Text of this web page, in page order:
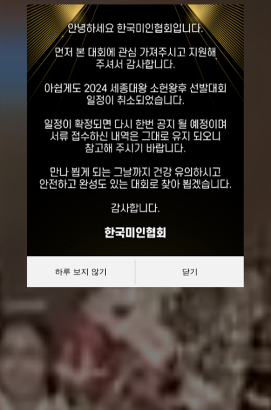
세종대왕
소헌왕후
선발대회
대한민국 한복모델 선발대회
하루 보지 않기 닫기